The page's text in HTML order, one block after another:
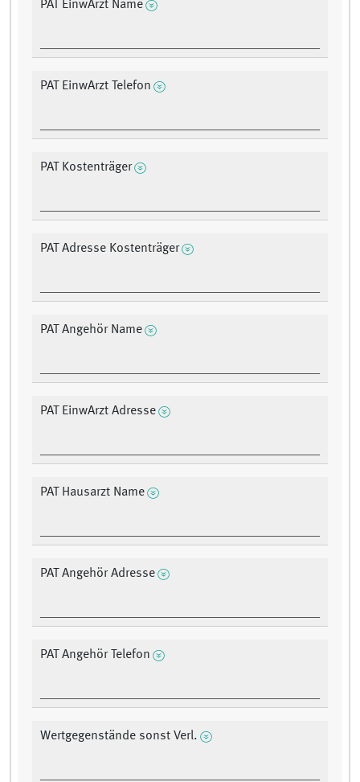
PAT EinwArzt Name
PAT EinwArzt Telefon
PAT Kostenträger
PAT Adresse Kostenträger
PAT Angehör Name
PAT EinwArzt Adresse
PAT Hausarzt Name
PAT Angehör Adresse
PAT Angehör Telefon
Wertgegenstände sonst Verl.